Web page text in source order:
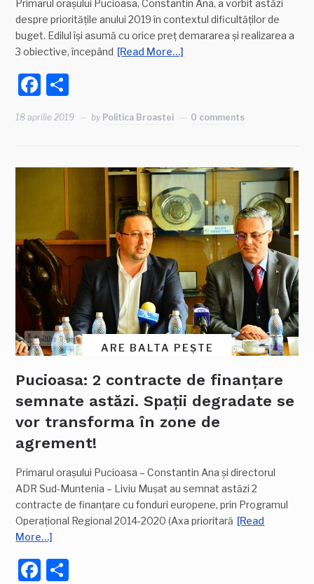
Primarul orașului Pucioasa, Constantin Ana, a vorbit astăzi
despre prioritățile anului 2019 în contextul dificultăților de
buget. Edilul își asumă cu orice preț demararea și realizarea a
3 obiective, începând [Read More…]
Facebook
18 aprilie 2019 by Politica Broastei 0 comments
ARE BALTA PEȘTE
Pucioasa: 2 contracte de finanțare
semnate astăzi. Spații degradate se
vor transforma în zone de
agrement!
Primarul orașului Pucioasa – Constantin Ana și directorul
ADR Sud-Muntenia – Liviu Mușat au semnat astăzi 2
contracte de finanțare cu fonduri europene, prin Programul
Operațional Regional 2014-2020 (Axa prioritară [Read
More…]
Facebook